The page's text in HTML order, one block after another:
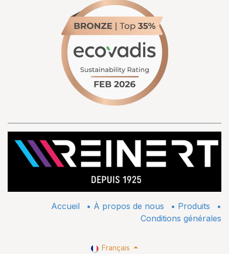
Accueil • À propos de nous • ​Produits
•
Conditions générales
Français